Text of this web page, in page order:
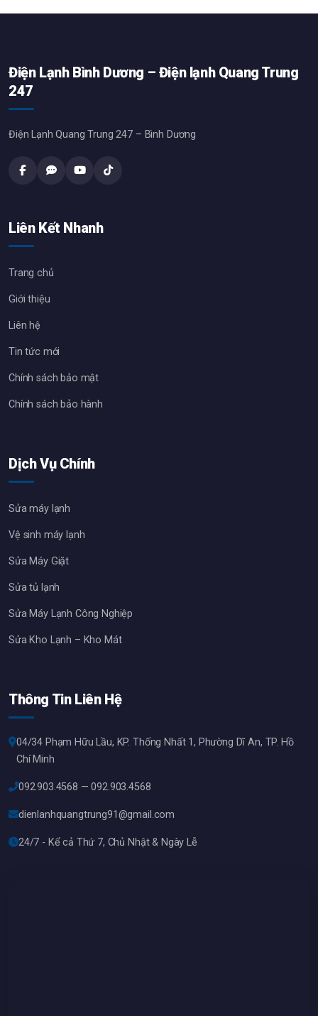
Điện Lạnh Bình Dương – Điện lạnh Quang Trung
247
Điện Lạnh Quang Trung 247 – Bình Dương
Liên Kết Nhanh
Trang chủ
Giới thiệu
Liên hệ
Tin tức mới
Chính sách bảo mật
Chính sách bảo hành
Dịch Vụ Chính
Sửa máy lạnh
Vệ sinh máy lạnh
Sửa Máy Giặt
Sửa tủ lạnh
Sửa Máy Lạnh Công Nghiệp
Sửa Kho Lạnh – Kho Mát
Thông Tin Liên Hệ
04/34 Phạm Hữu Lầu, KP. Thống Nhất 1, Phường Dĩ An, TP. Hồ
Chí Minh
092.903.4568 — 092.903.4568
dienlanhquangtrung91@gmail.com
24/7 - Kể cả Thứ 7, Chủ Nhật & Ngày Lễ